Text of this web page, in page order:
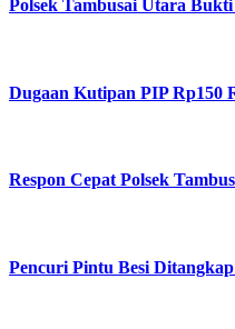
Polsek Tambusai Utara
Dugaan Kutipan PIP Rp150
Respon Cepat Polsek
Pencuri Pintu Besi